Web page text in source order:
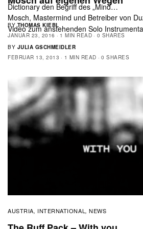
Dictionary den Begriff des „Mind…
BY THOMAS KIEBL
JANUAR 23, 2016
1 MIN READ 0 SHARES
Mosch, Mastermind und Betreiber von
Video zum anstehenden Solo
BY JULIA GSCHMEIDLER
FEBRUAR 13, 2013
1 MIN READ 0 SHARES
AUSTRIA, INTERNATIONAL ,NEWS